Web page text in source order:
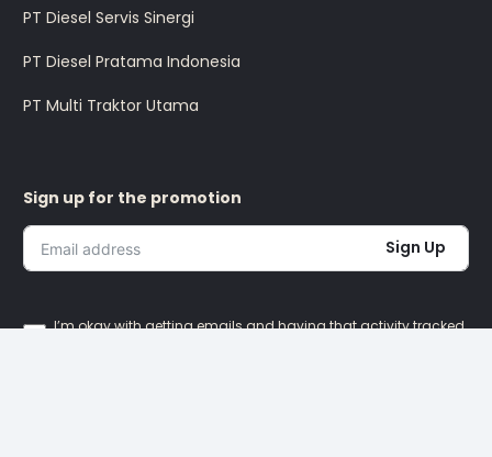
PT Diesel Servis Sinergi
PT Diesel Pratama Indonesia
PT Multi Traktor Utama
Sign up for the promotion
Sign Up
I’m okay with getting emails and having that activity tracked